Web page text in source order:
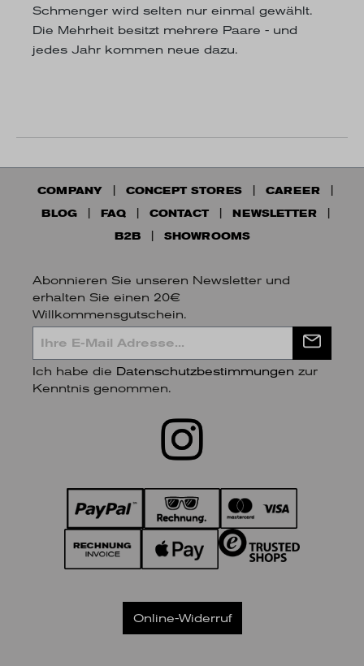
Schmenger wird selten nur einmal gewählt.
Die Mehrheit besitzt mehrere Paare - und
jedes Jahr kommen neue dazu.
COMPANY CONCEPT STORES
CAREER
BLOG
FAQ CONTACT
NEWSLETTER
B2B
SHOWROOMS
Abonnieren Sie unseren Newsletter und
erhalten Sie einen 20€
Willkommensgutschein.
Ich habe die Datenschutzbestimmungen zur
Kenntnis genommen.
Online-Widerruf